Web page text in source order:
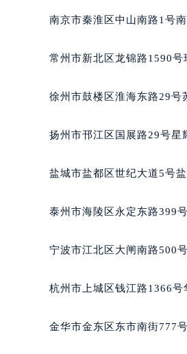
南京市秦淮区中山南路1号
常州市新北区龙锦路1590号
徐州市鼓楼区淮海东路29号
扬州市邗江区国展路29号星
盐城市盐都区世纪大道5号
泰州市海陵区永定东路399
宁波市江北区大闸南路500
杭州市上城区钱江路1366号
金华市金东区东市南街777